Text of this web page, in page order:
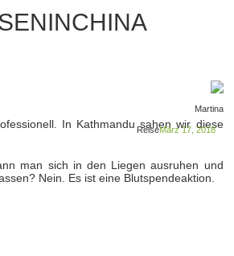
Martina
März 17, 2018
Reise
In Kathmandu sahen wir diese
man sich in den Liegen ausruhen und
Nein. Es ist eine Blutspendeaktion.